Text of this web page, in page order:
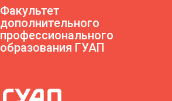
Факультет
дополнительного
профессионального
образования ГУАП